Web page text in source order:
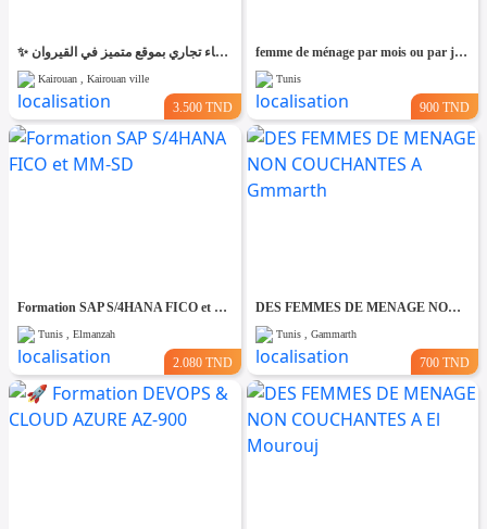
✨ للّكراء فضاء تجاري بموقع متميز في القيروان ✨
Kairouan , Kairouan ville
3.500 TND
femme de ménage par mois ou par jour
Tunis
900 TND
Formation SAP S/4HANA FICO et MM-SD
Tunis , Elmanzah
2.080 TND
DES FEMMES DE MENAGE NON COUCHANTES A Gmmarth
Tunis , Gammarth
700 TND